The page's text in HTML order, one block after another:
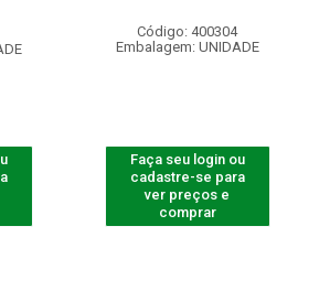
Código: 400304
Embalagem: UNIDADE
Faça seu login ou
cadastre-se para
ver preços e
comprar